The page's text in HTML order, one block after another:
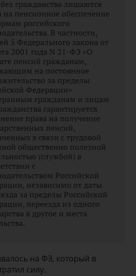
гражданства лишаются
на пенсионное обеспечение
российского
В частности,
5 Федерального закона от
2001 года N 21-ФЗ «О
пенсий гражданам,
на постоянное
за пределы
Федерации»
гражданам и лицам
гарантируется
права на получение
пенсий,
в связи с трудовой
общественно полезной
(службой) в
с
Российской
независимо от даты
за пределы Российской
переезда из одного
в другое и места
на ФЗ, который в
силу.